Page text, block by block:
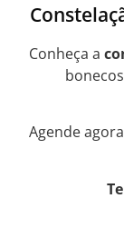
Conheça a
Agende